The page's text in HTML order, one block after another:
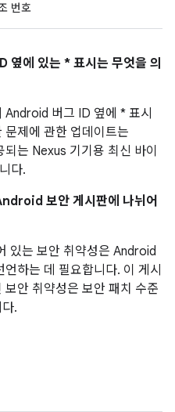
번호
에 있는 * 표시는 무엇을 의
버그 ID 옆에 * 표시
문제에 관한 업데이트는
되는 Nexus 기기용 최신 바이
다.
보안 게시판에 나뉘어
있는 보안 취약성은 Android
하는 데 필요합니다. 이 게시
안 취약성은 보안 패치 수준
.